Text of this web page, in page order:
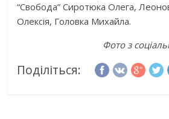
“Свобода” Сиротюка Олега,
Олексія, Головка Михайла.
Фото з
Поділіться: